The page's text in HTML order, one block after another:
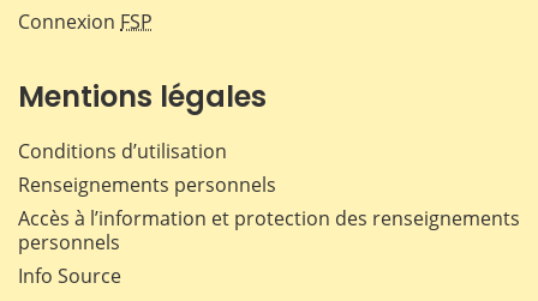
Connexion FSP
Mentions légales
Conditions d’utilisation
Renseignements personnels
Accès à l’information et protection des renseignements
personnels
Info Source